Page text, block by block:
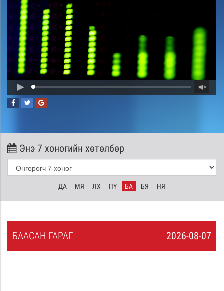
Энэ 7 хоногийн хөтөлбөр
ДА МЯ ЛХ ПҮ БА БЯ НЯ
2026-08-07
БААСАН ГАРАГ